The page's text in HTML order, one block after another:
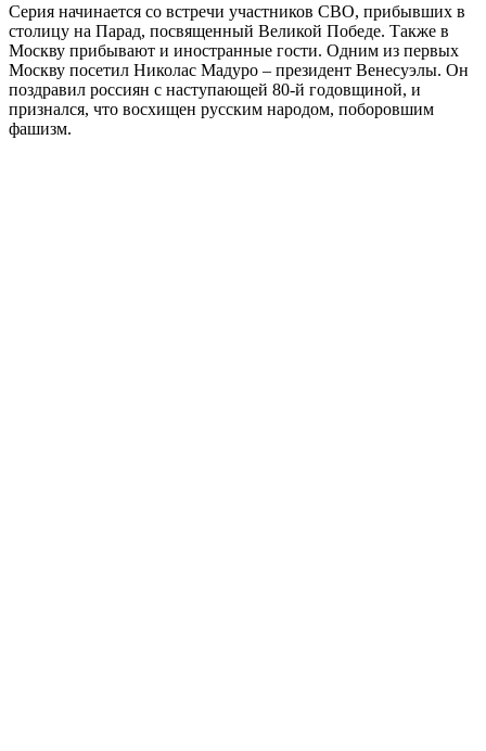
Серия начинается со встречи участников СВО, прибывших в
столицу на Парад, посвященный Великой Победе. Также в
Москву прибывают и иностранные гости. Одним из первых
Москву посетил Николас Мадуро – президент Венесуэлы. Он
поздравил россиян с наступающей 80-й годовщиной, и
признался, что восхищен русским народом, поборовшим
фашизм.